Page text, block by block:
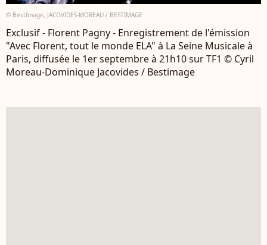
© BestImage, JACOVIDES-MOREAU / BESTIMAGE
Exclusif - Florent Pagny - Enregistrement de l'émission
"Avec Florent, tout le monde ELA" à La Seine Musicale à
Paris, diffusée le 1er septembre à 21h10 sur TF1 © Cyril
Moreau-Dominique Jacovides / Bestimage